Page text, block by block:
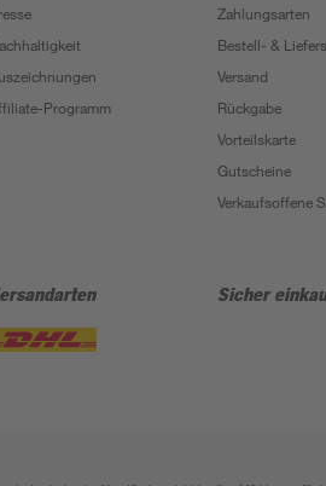
Programm
Zahlungsarten
Bestell- &
Versand
Rückgabe
Vorteilskarte
Gutscheine
Verkaufsoffene
Sicher